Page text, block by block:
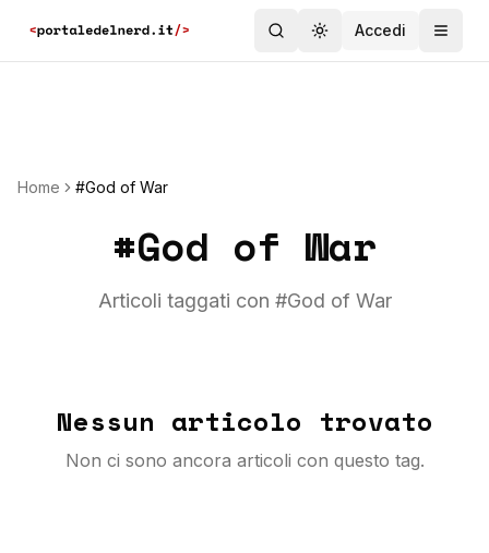
Toggle theme
Accedi
Home #God of War
#God of War
Articoli taggati con #God of War
Nessun articolo trovato
Non ci sono ancora articoli con questo tag.